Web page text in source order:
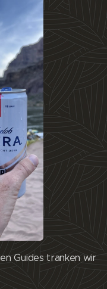
Guides tranken wir